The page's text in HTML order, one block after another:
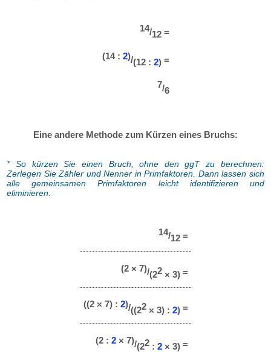
14/12=
(14 : 2)/(12 : 2)=
7/6
Eine andere Methode zum Kürzen eines Bruchs:
* So kürzen Sie einen Bruch, ohne den ggT zu berechnen:
Zerlegen Sie Zähler und Nenner in Primfaktoren. Dann lassen sich
alle gemeinsamen Primfaktoren leicht identifizieren und
eliminieren.
14/12=
(2 × 7)/(22× 3)=
((2 × 7) : 2)/((22× 3) : 2)=
(2 : 2× 7)/(22: 2× 3)=